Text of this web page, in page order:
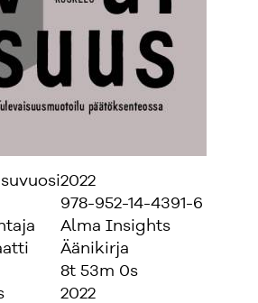
2022
978-952-14-4391-6
Alma Insights
Äänikirja
8t 53m 0s
2022